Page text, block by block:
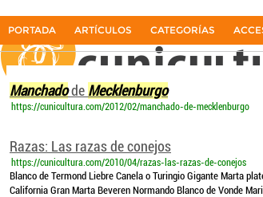
La primera revista del sector
PORTADA ARTÍCULOS CATEGORÍAS
Manchado de
Manchadode Mecklenburgo
https://cunicultura.com/2012/02/manchado-de-mecklenburgo
Razas: Las razas de conejos
https://cunicultura.com/2010/04/razas-las-razas-de-conejos
Blanco de Termond Liebre Canela o Turingio Gigante Marta
California Gran Marta Beveren Normando Blanco de Vonde